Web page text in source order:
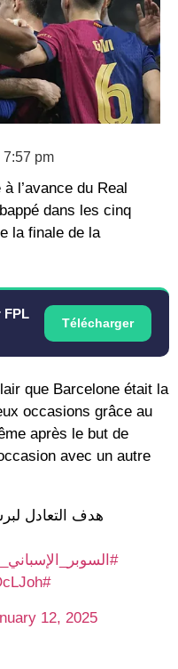
7:57 pm
l’avance du Real
dans les cinq
la finale de la
FPL
Télécharger
que Barcelone était la
occasions grâce au
après le but de
avec un autre
هدف التعادل
#SSC
12, 2025